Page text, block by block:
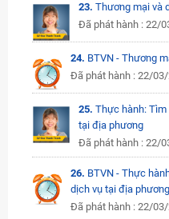
23. Thương mại và
Đã phát hành : 22/
24. BTVN - Thương
Đã phát hành : 22/
25. Thực hành: Tìm
tại địa phương
Đã phát hành : 22/
26. BTVN - Thực
dịch vụ tại địa phương
Đã phát hành : 22/